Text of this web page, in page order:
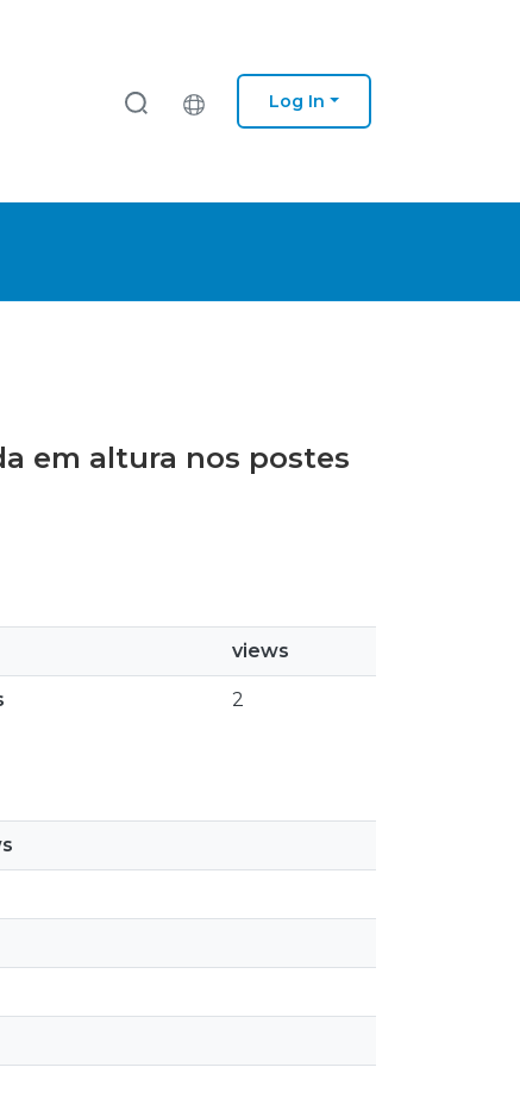
Log In
em altura nos postes
views
2